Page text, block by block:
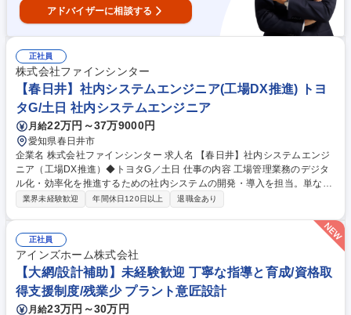
アドバイザーに相談する
正社員
株式会社ファインシンター
【春日井】社内システムエンジニア(工場DX推進) トヨ
タG/土日 社内システムエンジニア
月給22万円～37万9000円
愛知県春日井市
企業名 株式会社ファインシンター 求人名 【春日井】社内システムエンジ
ニア（工場DX推進）◆トヨタG／土日 仕事の内容 工場管理業務のデジタ
ル化・効率化を推進するための社内システムの開発・導入を担当。単なる
開発業務だけでなく、現場に入り込みながら課題を把握し、システムを通
の訪問／業務内容の把握（リサーチ） ・改善箇所の洗い出しおよびデータ
化の検討 ・ヒアリングをもとに策定した構想をもとにしたシステム設計・
開発 ・Access／Visual Basic等を用いた小～中規模システムの構築 ・シ
ステム導入および現場展開支援 ・生産データの可視化（見える化）による
業務改善の推進 募集職種 【春日井】社内システムエンジニア（工場DX推
進）◆トヨタG／土日
業界未経験歓迎 年間休日120日以上 退職金あり
正社員
アインズホーム株式会社
【大網/設計補助】未経験歓迎 丁寧な指導と育成/資格取
得支援制度/残業少 プラント意匠設計
月給23万円～30万円